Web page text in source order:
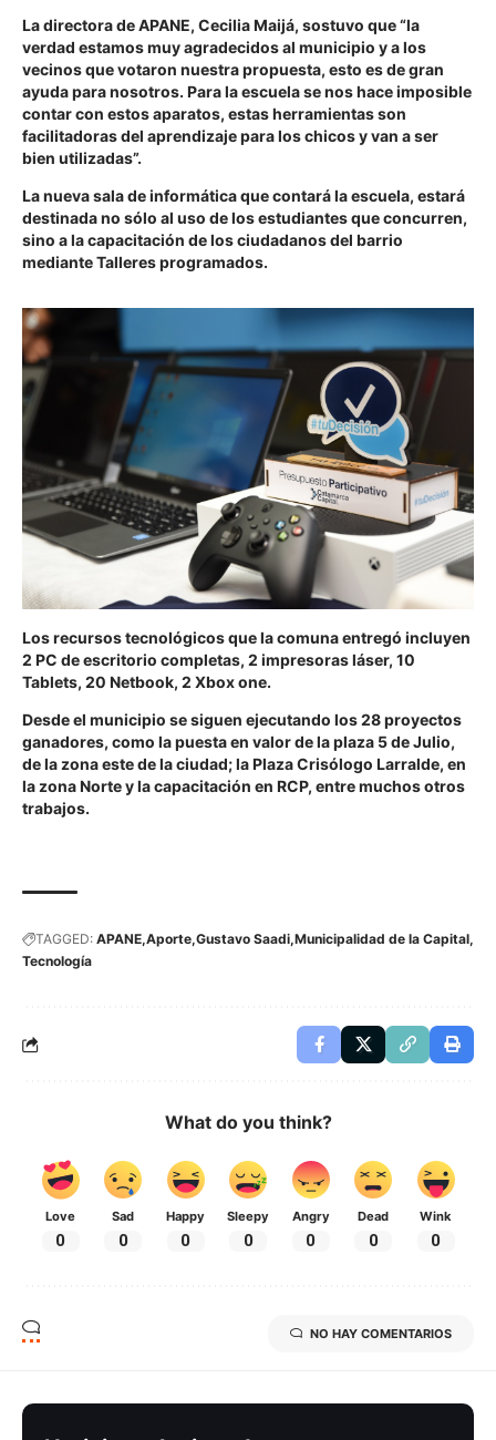
La directora de APANE, Cecilia Maijá, sostuvo que “la
verdad estamos muy agradecidos al municipio y a los
vecinos que votaron nuestra propuesta, esto es de gran
ayuda para nosotros. Para la escuela se nos hace imposible
contar con estos aparatos, estas herramientas son
facilitadoras del aprendizaje para los chicos y van a ser
bien utilizadas”.
La nueva sala de informática que contará la escuela, estará
destinada no sólo al uso de los estudiantes que concurren,
sino a la capacitación de los ciudadanos del barrio
mediante Talleres programados.
Los recursos tecnológicos que la comuna entregó incluyen
2 PC de escritorio completas, 2 impresoras láser, 10
Tablets, 20 Netbook, 2 Xbox one.
Desde el municipio se siguen ejecutando los 28 proyectos
ganadores, como la puesta en valor de la plaza 5 de Julio,
de la zona este de la ciudad; la Plaza Crisólogo Larralde, en
la zona Norte y la capacitación en RCP, entre muchos otros
trabajos.
TAGGED: APANE Aporte Gustavo Saadi Municipalidad de la Capital
Tecnología
What do you think?
Love
0
Sad
0
Happy
0
Sleepy
0
Angry
0
Dead
0
Wink
0
NO HAY COMENTARIOS